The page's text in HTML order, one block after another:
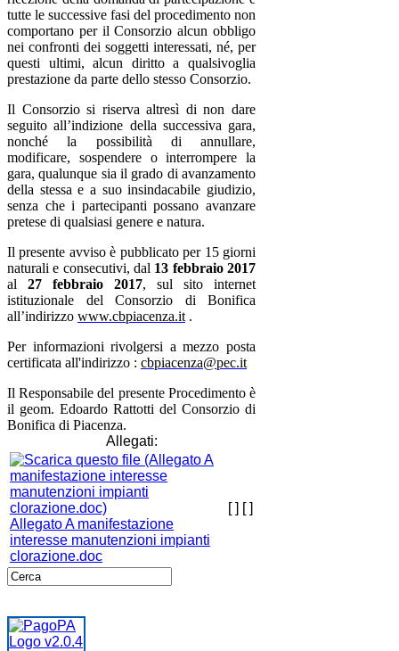
tutte le successive fasi del procedimento non
comportano per il Consorzio alcun obbligo
nei confronti dei soggetti interessati, né, per
questi ultimi, alcun diritto a qualsivoglia
prestazione da parte dello stesso Consorzio.
Il Consorzio si riserva altresì di non dare
seguito all’indizione della successiva gara,
nonché la possibilità di annullare,
modificare, sospendere o interrompere la
gara, qualunque sia il grado di avanzamento
della stessa e a suo insindacabile giudizio,
senza che i partecipanti possano avanzare
pretese di qualsiasi genere e natura.
Il presente avviso è pubblicato per 15 giorni
naturali e consecutivi, dal 13 febbraio 2017
al27 febbraio 2017, sul sito internet
istituzionale del Consorzio di Bonifica
all’indirizzo www.cbpiacenza.it .
Per informazioni rivolgersi a mezzo posta
certificata all'indirizzo : cbpiacenza@pec.it
Il Responsabile del presente Procedimento è
il geom. Edoardo Rattotti del Consorzio di
Bonifica di Piacenza.
Allegati:
Allegato A manifestazione
interesse manutenzioni impianti
clorazione.doc
[ ] [ ]